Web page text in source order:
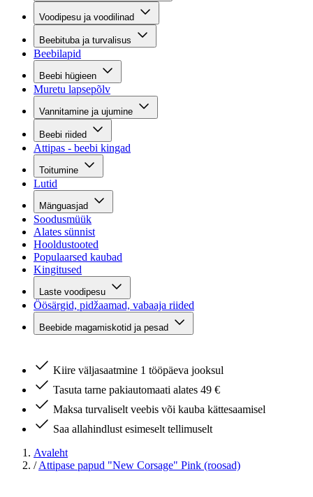
Voodipesu ja voodilinad
Beebituba ja turvalisus
Beebilapid
Beebi hügieen
Muretu lapsepõlv
Vannitamine ja ujumine
Beebi riided
Attipas - beebi kingad
Toitumine
Lutid
Mänguasjad
Soodusmüük
Alates sünnist
Hooldustooted
Populaarsed kaubad
Kingitused
Laste voodipesu
Öösärgid, pidžaamad, vabaaja riided
Beebide magamiskotid ja pesad
Kiire väljasaatmine 1 tööpäeva jooksul
Tasuta tarne pakiautomaati alates 49 €
Maksa turvaliselt veebis või kauba kättesaamisel
Saa allahindlust esimeselt tellimuselt
Avaleht
/ Attipase papud "New Corsage" Pink (roosad)